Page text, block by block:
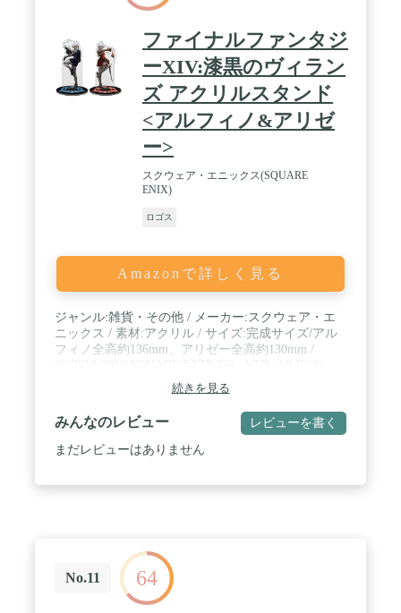
ファイナルファンタジ
ーXIV:漆黒のヴィラン
ズ アクリルスタンド
<アルフィノ&アリゼ
ー>
スクウェア・エニックス(SQUARE
ENIX)
ロゴス
Amazonで詳しく見る
ジャンル:雑貨・その他 / メーカー:スクウェア・エ
ニックス / 素材:アクリル / サイズ:完成サイズ/アル
フィノ全高約136mm、アリゼー全高約130mm /
続きを見る
みんなのレビュー レビューを書く
まだレビューはありません
No.11 64